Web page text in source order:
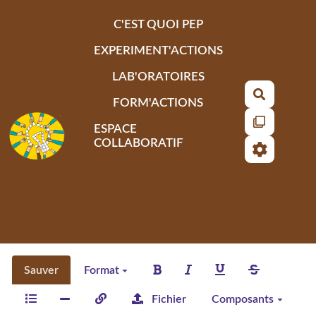
C'EST QUOI PEP
EXPERIMENT'ACTIONS
LAB'ORATOIRES
FORM'ACTIONS
ESPACE
COLLABORATIF
Sauver Format
Fichier Composants